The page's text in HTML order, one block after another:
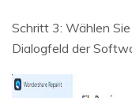
Schritt 3: Wählen
Dialogfeld der